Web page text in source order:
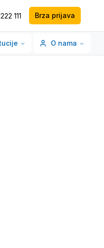
putem Whatsappa
111 Brza prijava
O nama